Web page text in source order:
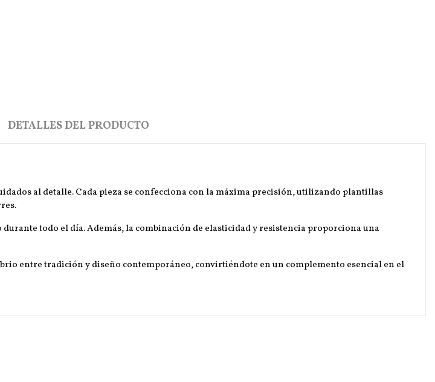
DETALLES DEL PRODUCTO
al detalle. Cada pieza se confecciona con la máxima precisión, utilizando plantillas
todo el día. Además, la combinación de elasticidad y resistencia proporciona una
entre tradición y diseño contemporáneo, convirtiéndote en un complemento esencial en el